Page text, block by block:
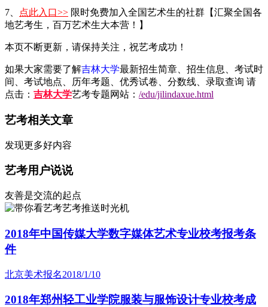
7、 点此入口>> 限时免费加入全国艺术生的社群【汇聚全国各
地艺考生，百万艺术生大本营！】
本页不断更新，请保持关注，祝艺考成功！
如果大家需要了解吉林大学最新招生简章、招生信息、考试时
间、考试地点、历年考题、优秀试卷、分数线、录取查询 请
点击： 吉林大学艺考专题网站： /edu/jilindaxue.html
艺考相关文章
发现更多好内容
艺考用户说说
友善是交流的起点
艺考推送时光机
2018年中国传媒大学数字媒体艺术专业校考报考条
件
北京美术报名2018/1/10
2018年郑州轻工业学院服装与服饰设计专业校考成